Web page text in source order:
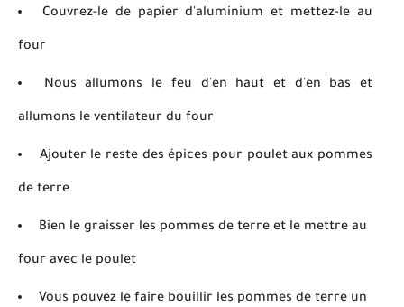
Couvrez-le de papier d'aluminium et mettez-le au
four
Nous allumons le feu d'en haut et d'en bas et
allumons le ventilateur du four
Ajouter le reste des épices pour poulet aux pommes
de terre
Bien le graisser les pommes de terre et le mettre au
four avec le poulet
Vous pouvez le faire bouillir les pommes de terre un